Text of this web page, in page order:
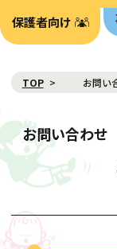
保護者向け
TOP
お問い
お問い合わせ